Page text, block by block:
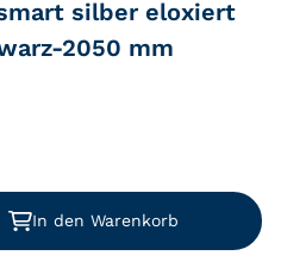
silber eloxiert
2050 mm
In den Warenkorb